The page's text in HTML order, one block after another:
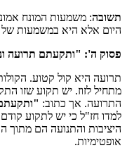
תשובה: משמעות המונח
היום אלא היא במשמעות של
פסוק ה': "ותקעתם תרועה
תרועה היא קול קטוע.
מתחיל לזוז. יש תקוע שזו
התרועה. אך כתוב:
למדו חז"ל כי יש לתקוע
היציבות והתנועה הם מתוך
אופטימיות.